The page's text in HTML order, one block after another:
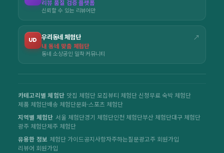
리뷰 품질 검증 플랫폼
신뢰할 수 있는 리뷰어만
UD 우리동네 체험단 ↗
내 동네 맞춤 체험단
동네 소상공인 밀착 커뮤니티
카테고리별 체험단 맛집 체험단 모집뷰티 체험단 신청무료 숙박 체험단
제품 체험단배송 체험단문화·스포츠 체험단
지역별 체험단 서울 체험단경기 체험단인천 체험단부산 체험단대구 체험단
광주 체험단제주 체험단
유용한 정보 체험단 가이드공지사항자주하는질문광고주 회원가입
리뷰어 회원가입